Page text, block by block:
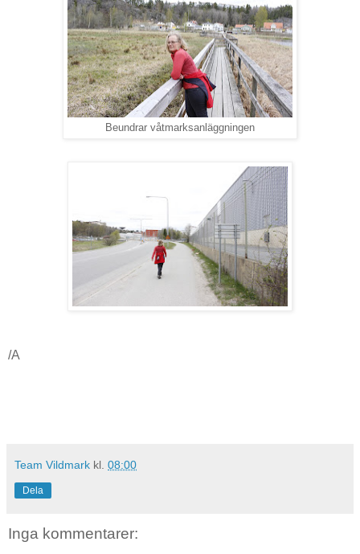
Beundrar våtmarksanläggningen
/A
Team Vildmark kl. 08:00
Dela
Inga kommentarer: